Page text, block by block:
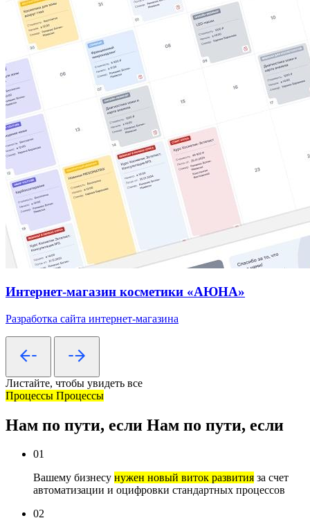
Интернет-магазин косметики «АЮНА»
Разработка сайта интернет-магазина
Листайте, чтобы увидеть все
Процессы Процессы
Нам по пути, если Нам по пути, если
01
Вашему бизнесу нужен новый виток развития за счет
автоматизации и оцифровки стандартных процессов
02